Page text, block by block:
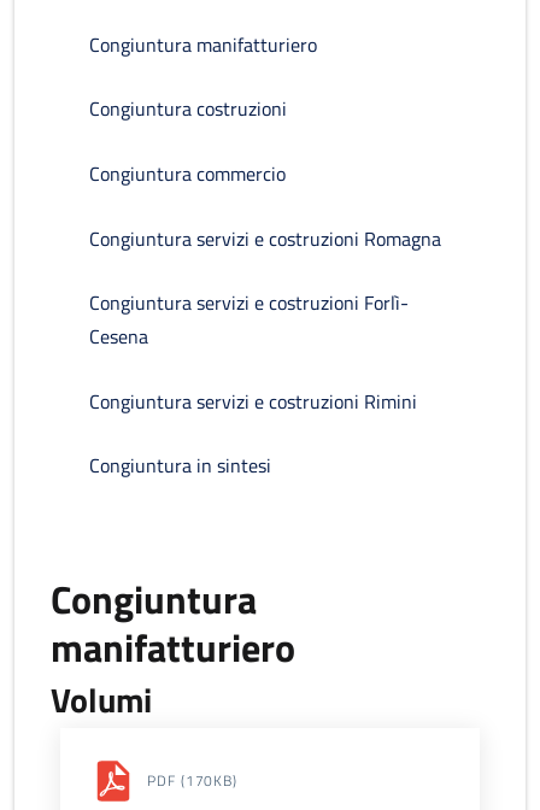
Congiuntura manifatturiero
Congiuntura costruzioni
Congiuntura commercio
Congiuntura servizi e costruzioni Romagna
Congiuntura servizi e costruzioni Forlì-
Cesena
Congiuntura servizi e costruzioni Rimini
Congiuntura in sintesi
Congiuntura
manifatturiero
Volumi
PDF (170KB)